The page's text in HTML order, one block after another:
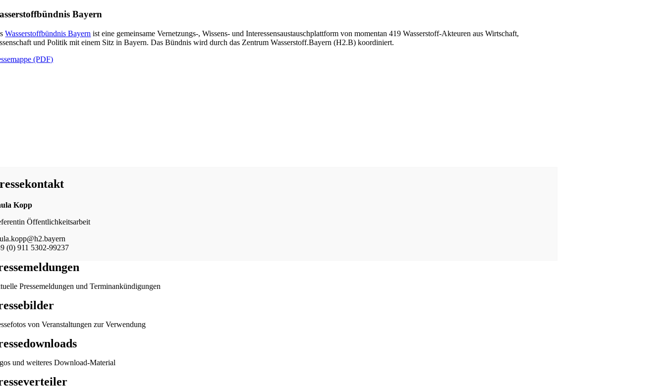
Bayern
Wasserstoffbündnis Bayern ist eine gemeinsame Vernetzungs-, Wissens- und Interessensaustauschplattform von momentan 419 Wasserstoff-Akteuren aus Wirtschaft,
und Politik mit einem Sitz in Bayern. Das Bündnis wird durch das Zentrum Wasserstoff.Bayern (H2.B) koordiniert.
(PDF)
Kopp
Öffentlichkeitsarbeit
(0) 911 5302-99237
Pressemeldungen und Terminankündigungen
von Veranstaltungen zur Verwendung
und weiteres Download-Material